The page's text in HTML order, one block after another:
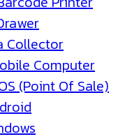
Collector
Computer
(Point Of Sale)